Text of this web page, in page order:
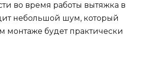
во время работы вытяжка в
небольшой шум, который
монтаже будет практически